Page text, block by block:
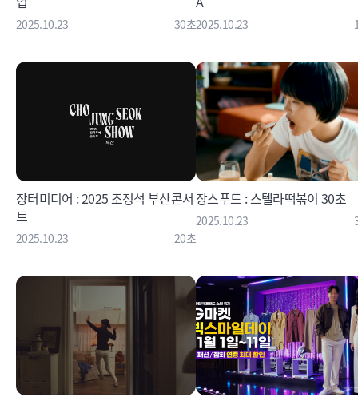
2025.10.23 30초2025.10.23
장터미디어 : 2025 조정석 부산콘서
트
2025.10.23 20초
장스푸드 : 스텔라떡볶이 30초
2025.10.23